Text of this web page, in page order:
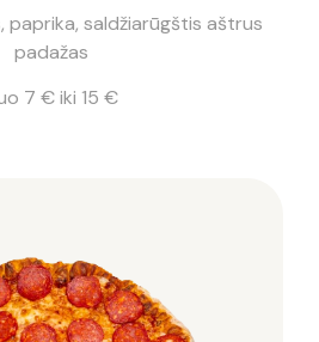
paprika, saldžiarūgštis aštrus
padažas
7 € iki 15 €